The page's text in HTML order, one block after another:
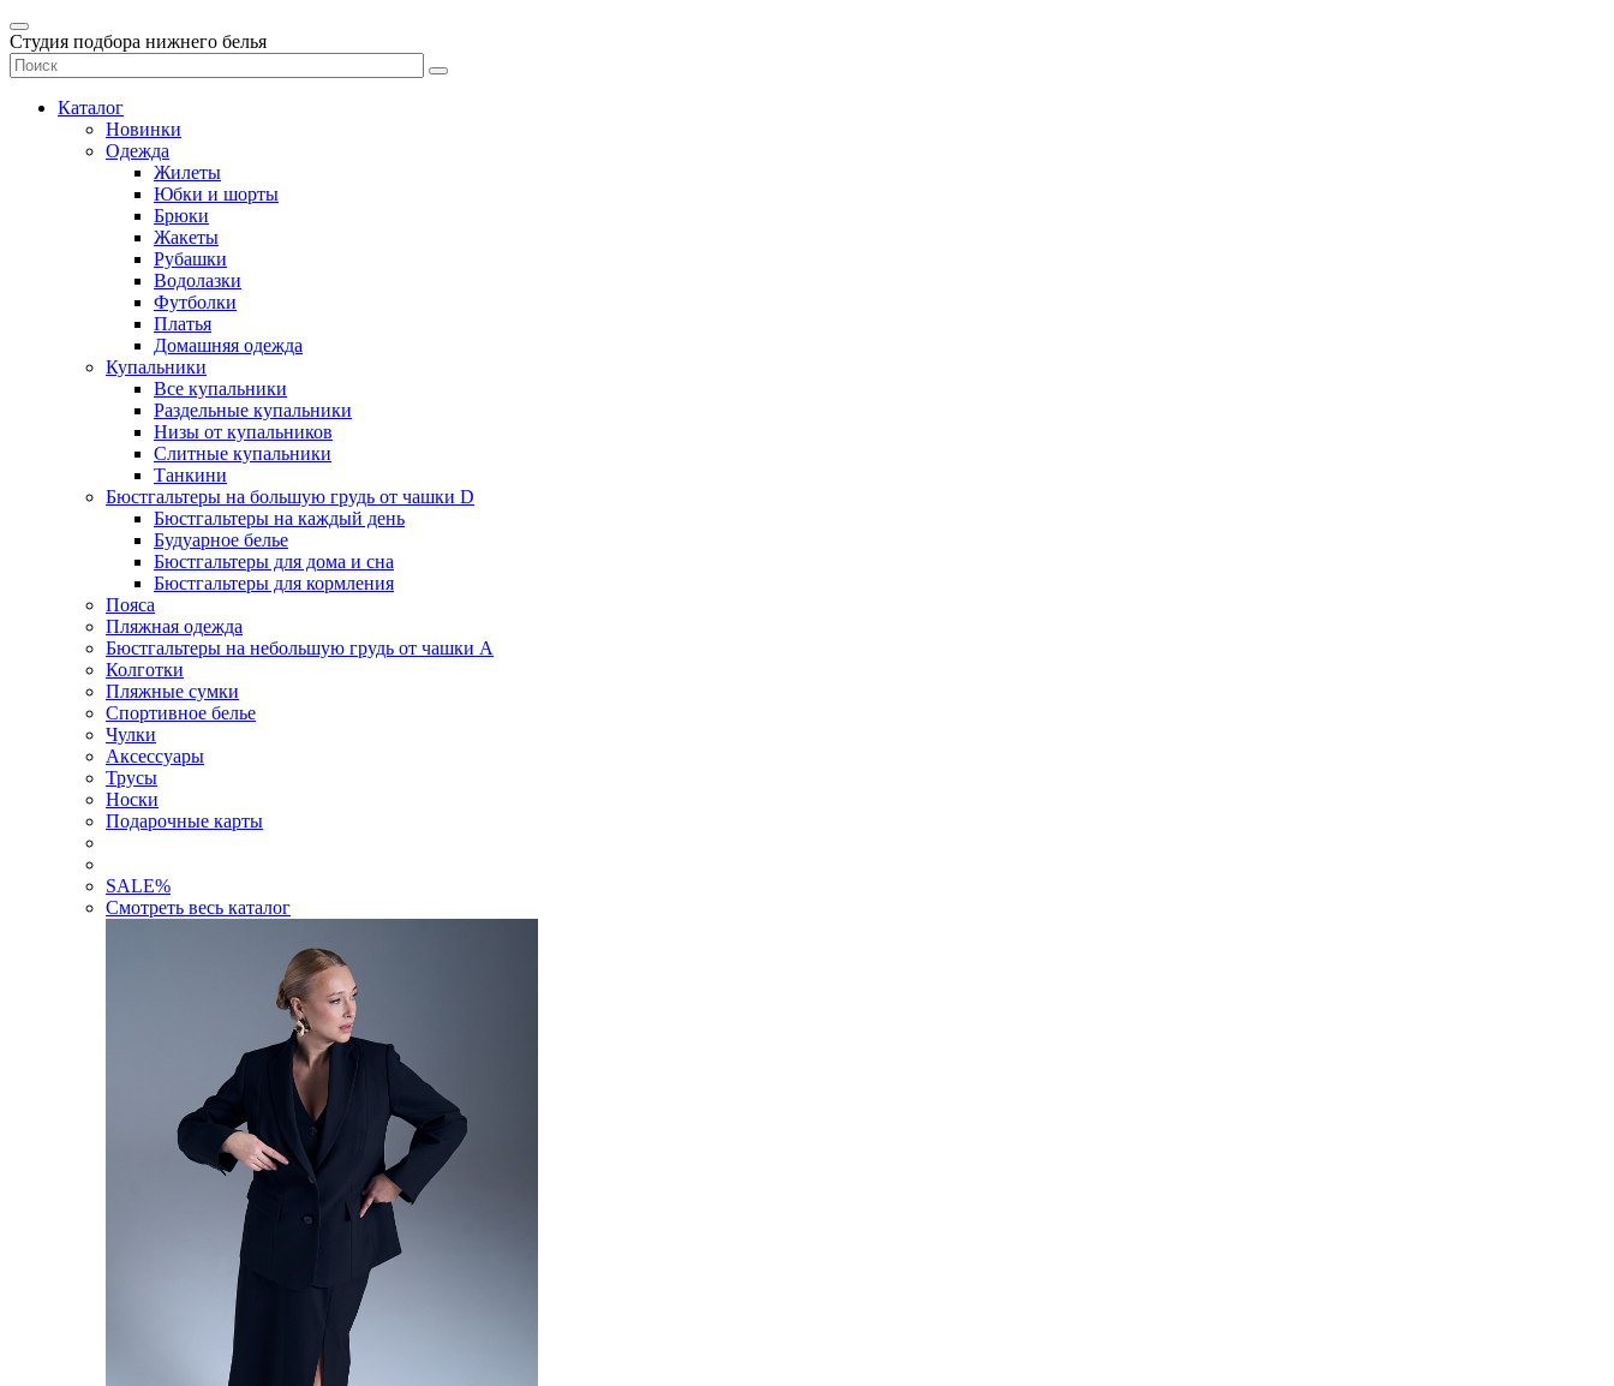
Студия подбора нижнего белья
Каталог
Новинки
Одежда
Жилеты
Юбки и шорты
Брюки
Жакеты
Рубашки
Водолазки
Футболки
Платья
Домашняя одежда
Купальники
Все купальники
Раздельные купальники
Низы от купальников
Слитные купальники
Танкини
Бюстгальтеры на большую грудь от чашки D
Бюстгальтеры на каждый день
Будуарное белье
Бюстгальтеры для дома и сна
Бюстгальтеры для кормления
Пояса
Пляжная одежда
Бюстгальтеры на небольшую грудь от чашки А
Колготки
Пляжные сумки
Спортивное белье
Чулки
Аксессуары
Трусы
Носки
Подарочные карты
SALE%
Смотреть весь каталог